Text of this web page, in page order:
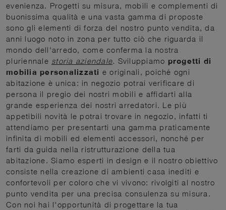
evenienza. Progetti su misura, mobili e complementi di
buonissima qualità e una vasta gamma di proposte
sono gli elementi di forza del nostro punto vendita, da
anni luogo noto in zona per tutto ciò che riguarda il
mondo dell'arredo, come conferma la nostra
pluriennale storia aziendale. Sviluppiamo progetti di
mobilia personalizzati e originali, poiché ogni
abitazione è unica: in negozio potrai verificare di
persona il pregio dei nostri mobili e affidarti alla
grande esperienza dei nostri arredatori. Le più
appetibili novità le potrai trovare in negozio, infatti ti
attendiamo per presentarti una gamma praticamente
infinita di mobili ed elementi accessori, nonché per
farti da guida nella ristrutturazione della tua
abitazione. Siamo esperti in design e il nostro obiettivo
consiste nella creazione di ambienti casa inediti e
confortevoli per coloro che vi vivono: rivolgiti al nostro
punto vendita per una precisa consulenza su misura.
Con noi hai l'opportunità di progettare la tua